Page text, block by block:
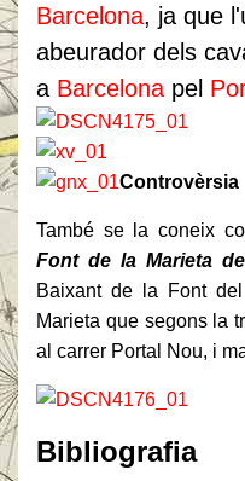
Barcelona, ja que
abeurador dels
a Barcelona pel
Controvèrsia
També se la coneix
Font de la Marieta
Baixant de la Font
Marieta que segons la
al carrer Portal Nou, i
Bibliografia